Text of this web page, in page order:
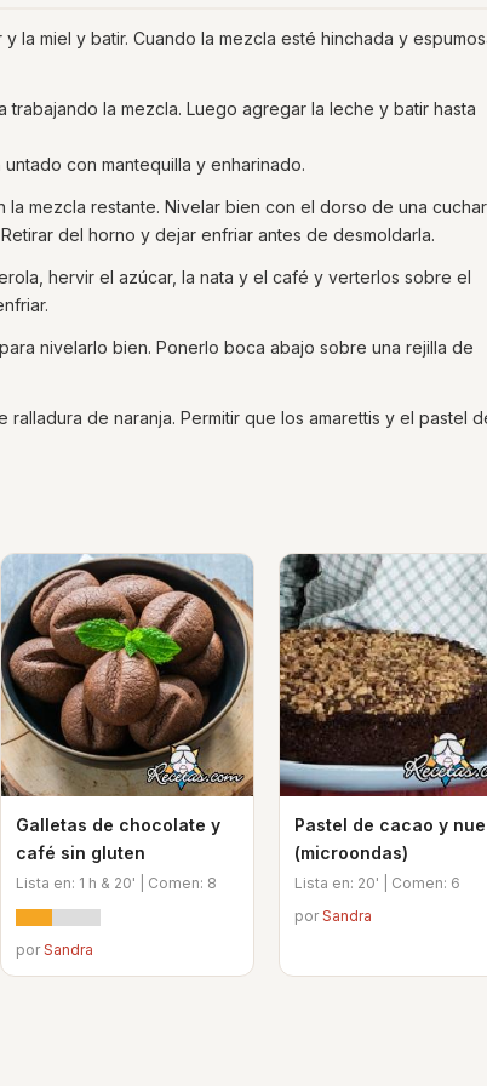
miel y batir. Cuando la mezcla esté hinchada y
la mezcla. Luego agregar la leche y batir hasta
con mantequilla y enharinado.
mezcla restante. Nivelar bien con el dorso de una
del horno y dejar enfriar antes de desmoldarla.
hervir el azúcar, la nata y el café y verterlos sobre el
nivelarlo bien. Ponerlo boca abajo sobre una rejilla de
de naranja. Permitir que los amarettis y el pastel
Galletas de chocolate y
café sin gluten
Lista en: 1 h & 20' | Comen: 8
porSandra
Pastel de cacao y
(microondas)
Lista en: 20' | Comen: 6
porSandra